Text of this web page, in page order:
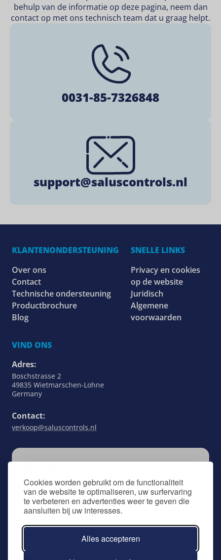
Cookies worden gebruikt om de functionaliteit
van de website te optimaliseren, uw surfervaring
te verbeteren en advertenties weer te geven die
aansluiten bij uw interesses.
Alles accepteren
behulp van de informatie op deze pagina, neem dan
contact op met ons technisch team dat u graag helpt.
0031-85-7326848
support@saluscontrols.nl
KLANTENONDERSTEUNING
Over ons
Contact
Technische ondersteuning
Productbrochure
Blog
SNELLE LINKS
Privacy en cookies
op de website
Juridisch
Algemene
voorwaarden
VIND ONS
Adres:
Boschstrasse 2
49835 Wietmarschen-Lohne
Germany
Contact:
verkoop@saluscontrols.nl
Blijf op de hoogte van alles wat met SALUS
Controls te maken heeft door u aan te melden
voor onze nieuwsbrief.